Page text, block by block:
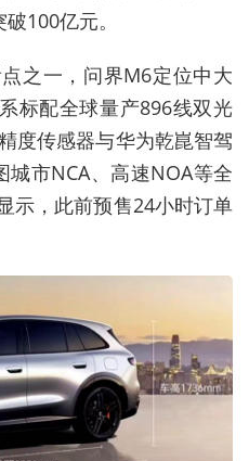
破100亿元。
之一，问界M6定位中大
系标配全球量产896线双光
度传感器与华为乾崑智驾
城市NCA、高速NOA等全
示，此前预售24小时订单